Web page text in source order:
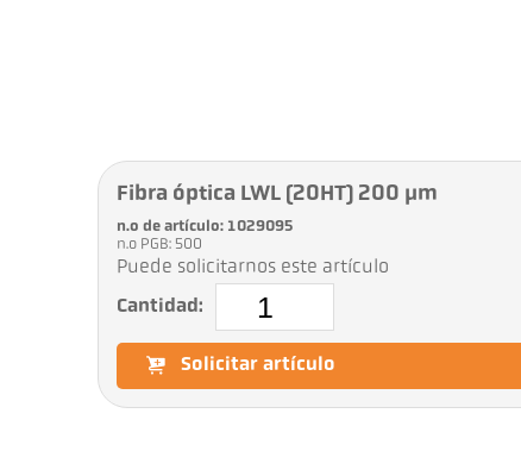
Fibra óptica LWL (20HT) 200 µm
n.o de artículo: 1029095
n.o PGB: 500
Puede solicitarnos este artículo
Cantidad:
Solicitar artículo